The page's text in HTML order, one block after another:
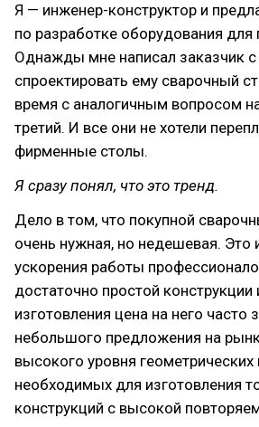
Я — инженер-конструктор и
по разработке оборудования для
Однажды мне написал заказчик с
спроектировать ему сварочный
время с аналогичным вопросом
третий. И все они не хотели
фирменные столы.
Я сразу понял, что это тренд.
Дело в том, что покупной
очень нужная, но недешевая. Это
ускорения работы
достаточно простой конструкции
изготовления цена на него
небольшого предложения на
высокого уровня геометрических
необходимых для изготовления
конструкций с высокой